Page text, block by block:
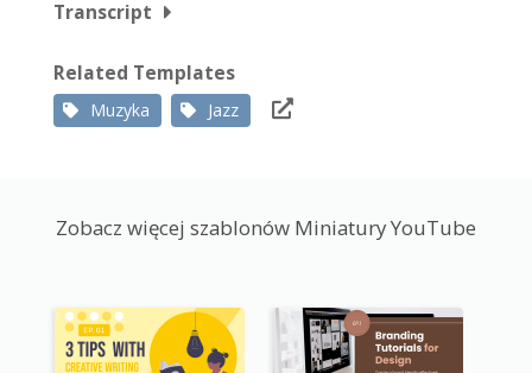
Transcript
Related Templates
Muzyka Jazz
Zobacz więcej szablonów Miniatury YouTube